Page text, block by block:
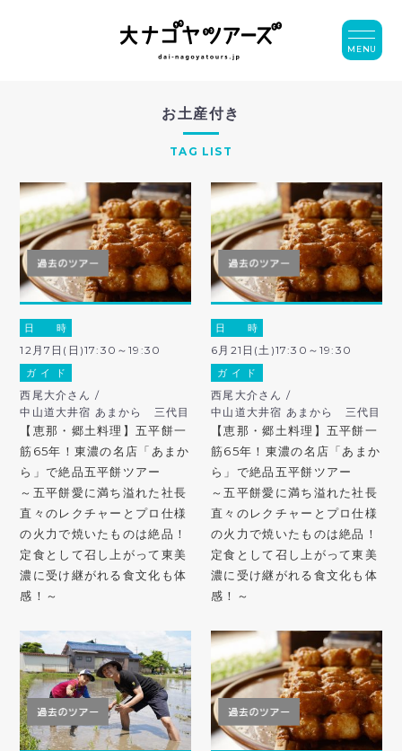
お土産付き
TAG LIST
日 時
12月7日(日)17:30～19:30
ガ イ ド
西尾大介さん /
中山道大井宿 あまから 三代目
【恵那・郷土料理】五平餅一
筋65年！東濃の名店「あまか
ら」で絶品五平餅ツアー
～五平餅愛に満ち溢れた社長
直々のレクチャーとプロ仕様
の火力で焼いたものは絶品！
定食として召し上がって東美
濃に受け継がれる食文化も体
感！～
日 時
6月21日(土)17:30～19:30
ガ イ ド
西尾大介さん /
中山道大井宿 あまから 三代目
【恵那・郷土料理】五平餅一
筋65年！東濃の名店「あまか
ら」で絶品五平餅ツアー
～五平餅愛に満ち溢れた社長
直々のレクチャーとプロ仕様
の火力で焼いたものは絶品！
定食として召し上がって東美
濃に受け継がれる食文化も体
感！～
MENU